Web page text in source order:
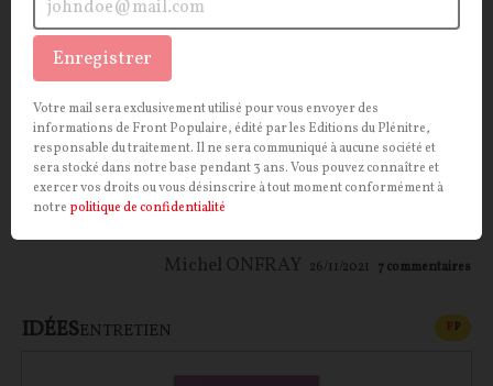
Le wokisme est un gauchisme et le gauchisme
fonctionne en matrice intellectuelle de toute la
gauche, sans exception. Ce même wokisme s’avère
également la matrice de la droite maastrichtienne qui
court depuis des décennies après la gauche
maastrichtienne, son double, comme un lévrier après
une peau de lapin sur un cynodrome… De sorte qu’on
compte sur les doigts d’une main...
Michel ONFRAY 26/11/2021 7commentaires
IDÉESENTRETIEN FP
Enregistrer
Votre mail sera exclusivement utilisé pour vous envoyer des
informations de Front Populaire, édité par les Editions du Plénitre,
responsable du traitement. Il ne sera communiqué à aucune société et
sera stocké dans notre base pendant 3 ans. Vous pouvez connaître et
exercer vos droits ou vous désinscrire à tout moment conformément à
notre politique de confidentialité